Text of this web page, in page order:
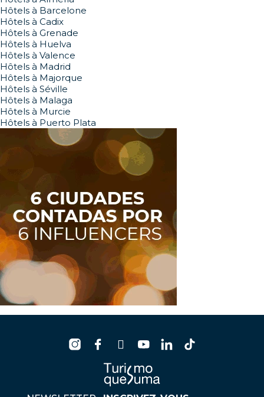
Hôtels à Barcelone
Hôtels à Cadix
Hôtels à Grenade
Hôtels à Huelva
Hôtels à Valence
Hôtels à Madrid
Hôtels à Majorque
Hôtels à Séville
Hôtels à Malaga
Hôtels à Murcie
Hôtels à Puerto Plata